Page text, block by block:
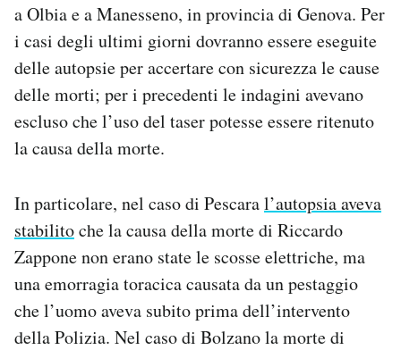
a Olbia e a Manesseno, in provincia di Genova. Per
i casi degli ultimi giorni dovranno essere eseguite
delle autopsie per accertare con sicurezza le cause
delle morti; per i precedenti le indagini avevano
escluso che l’uso del taser potesse essere ritenuto
la causa della morte.
In particolare, nel caso di Pescaral’autopsia aveva
stabilitoche la causa della morte di Riccardo
Zappone non erano state le scosse elettriche, ma
una emorragia toracica causata da un pestaggio
che l’uomo aveva subito prima dell’intervento
della Polizia. Nel caso di Bolzano la morte di